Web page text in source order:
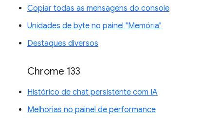
Copiar todas as mensagens do console
Unidades de byte no painel "Memória"
Destaques diversos
Chrome 133
Histórico de chat persistente com IA
Melhorias no painel de performance